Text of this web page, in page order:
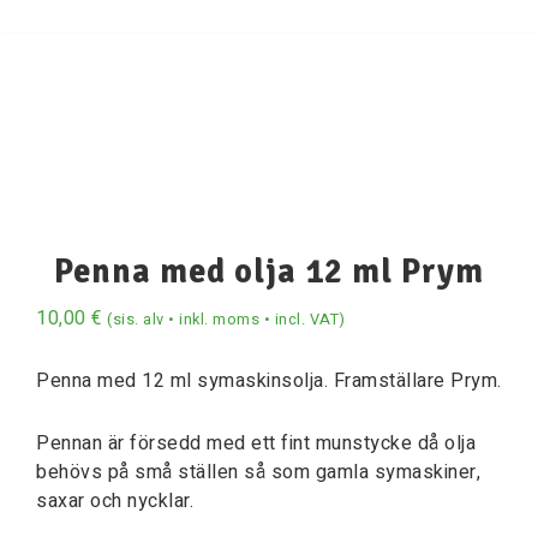
Penna med olja 12 ml Prym
10,00 € (sis. alv • inkl. moms • incl. VAT)
Penna med 12 ml symaskinsolja. Framställare Prym.
Pennan är försedd med ett fint munstycke då olja
behövs på små ställen så som gamla symaskiner,
saxar och nycklar.